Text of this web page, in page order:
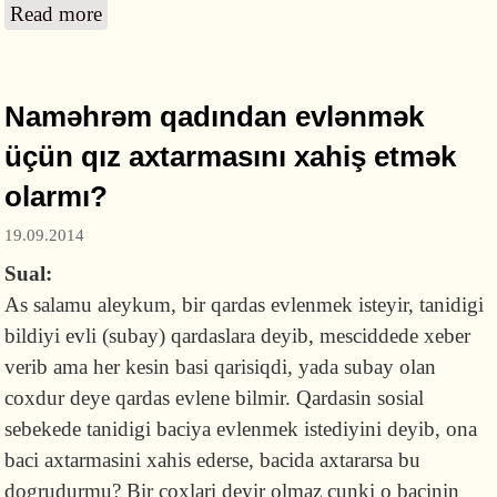
Read more
Naməhrəm qadından evlənmək
üçün qız axtarmasını xahiş etmək
olarmı?
19.09.2014
Sual:
As salamu aleykum, bir qardas evlenmek isteyir, tanidigi
bildiyi evli (subay) qardaslara deyib, mesciddede xeber
verib ama her kesin basi qarisiqdi, yada subay olan
coxdur deye qardas evlene bilmir. Qardasin sosial
sebekede tanidigi baciya evlenmek istediyini deyib, ona
baci axtarmasini xahis ederse, bacida axtararsa bu
dogrudurmu? Bir coxlari deyir olmaz cunki o bacinin